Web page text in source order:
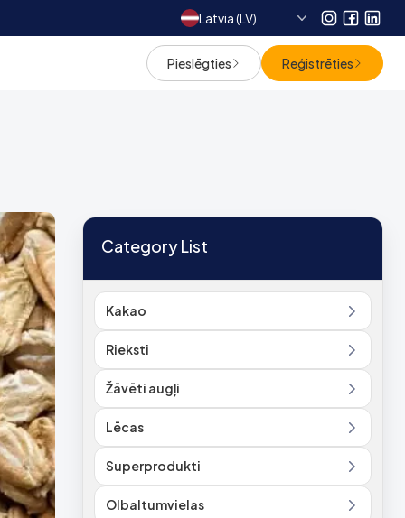
Latvia (LV) Instagram
Pieslēgties Reģistrēties
Category List
Kakao
Rieksti
Žāvēti augļi
Lēcas
Superprodukti
Olbaltumvielas